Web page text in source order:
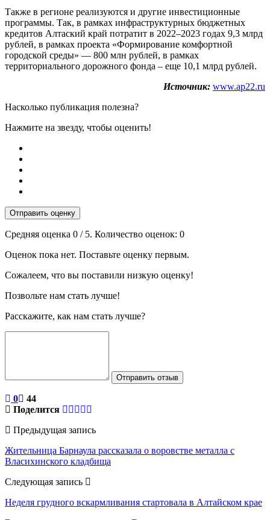
Также в регионе реализуются и другие инвестиционные
программы. Так, в рамках инфраструктурных бюджетных
кредитов Алтаский край потратит в 2022–2023 годах 9,3 млрд
рублей, в рамках проекта «Формирование комфортной
городской среды» — 800 млн рублей, в рамках
территориального дорожного фонда – еще 10,1 млрд рублей.
Источник: www.ap22.ru
Насколько публикация полезна?
Нажмите на звезду, чтобы оценить!
Отправить оценку
Средняя оценка 0 / 5. Количество оценок: 0
Оценок пока нет. Поставьте оценку первым.
Сожалеем, что вы поставили низкую оценку!
Позвольте нам стать лучше!
Расскажите, как нам стать лучше?
Отправить отзыв
0
44
Поделится
Предыдущая запись
Жительница Барнаула рассказала о воровстве металла с
Власихинского кладбища
Следующая запись
Неделя грудного вскармливания стартовала в Алтайском крае